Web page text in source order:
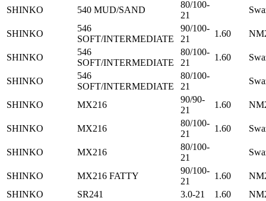
SHINKO 540 MUD/SAND
80/100-
21
SHINKO
546
SOFT/INTERMEDIATE
90/100-
21
1.60
SHINKO
546
SOFT/INTERMEDIATE
80/100-
21
1.60
SHINKO
546
SOFT/INTERMEDIATE
80/100-
21
SHINKO MX216
90/90-
21
1.60
SHINKO MX216
80/100-
21
1.60
SHINKO MX216
80/100-
21
SHINKO MX216 FATTY
90/100-
21
1.60
SHINKO
SR241 3.0-21 1.60